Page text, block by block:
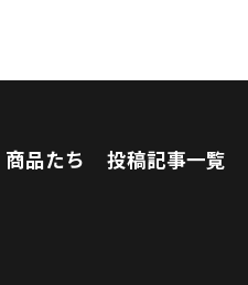
商品たち 投稿記事一覧